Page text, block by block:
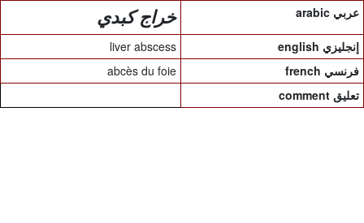
arabic عربي خراج كبدي
english إنجليزي
liver abscess
french فرنسي
abcès du foie
comment تعليق